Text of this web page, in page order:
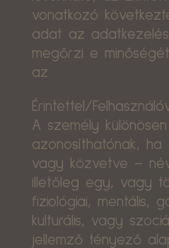
vonatkozó
adat az
megőrzi e
az
Érintettel/
A személy
azonosíthatónak,
vagy közvetve –
illetőleg egy, vagy
fiziológiai, mentális,
kulturális, vagy
jellemző tényező